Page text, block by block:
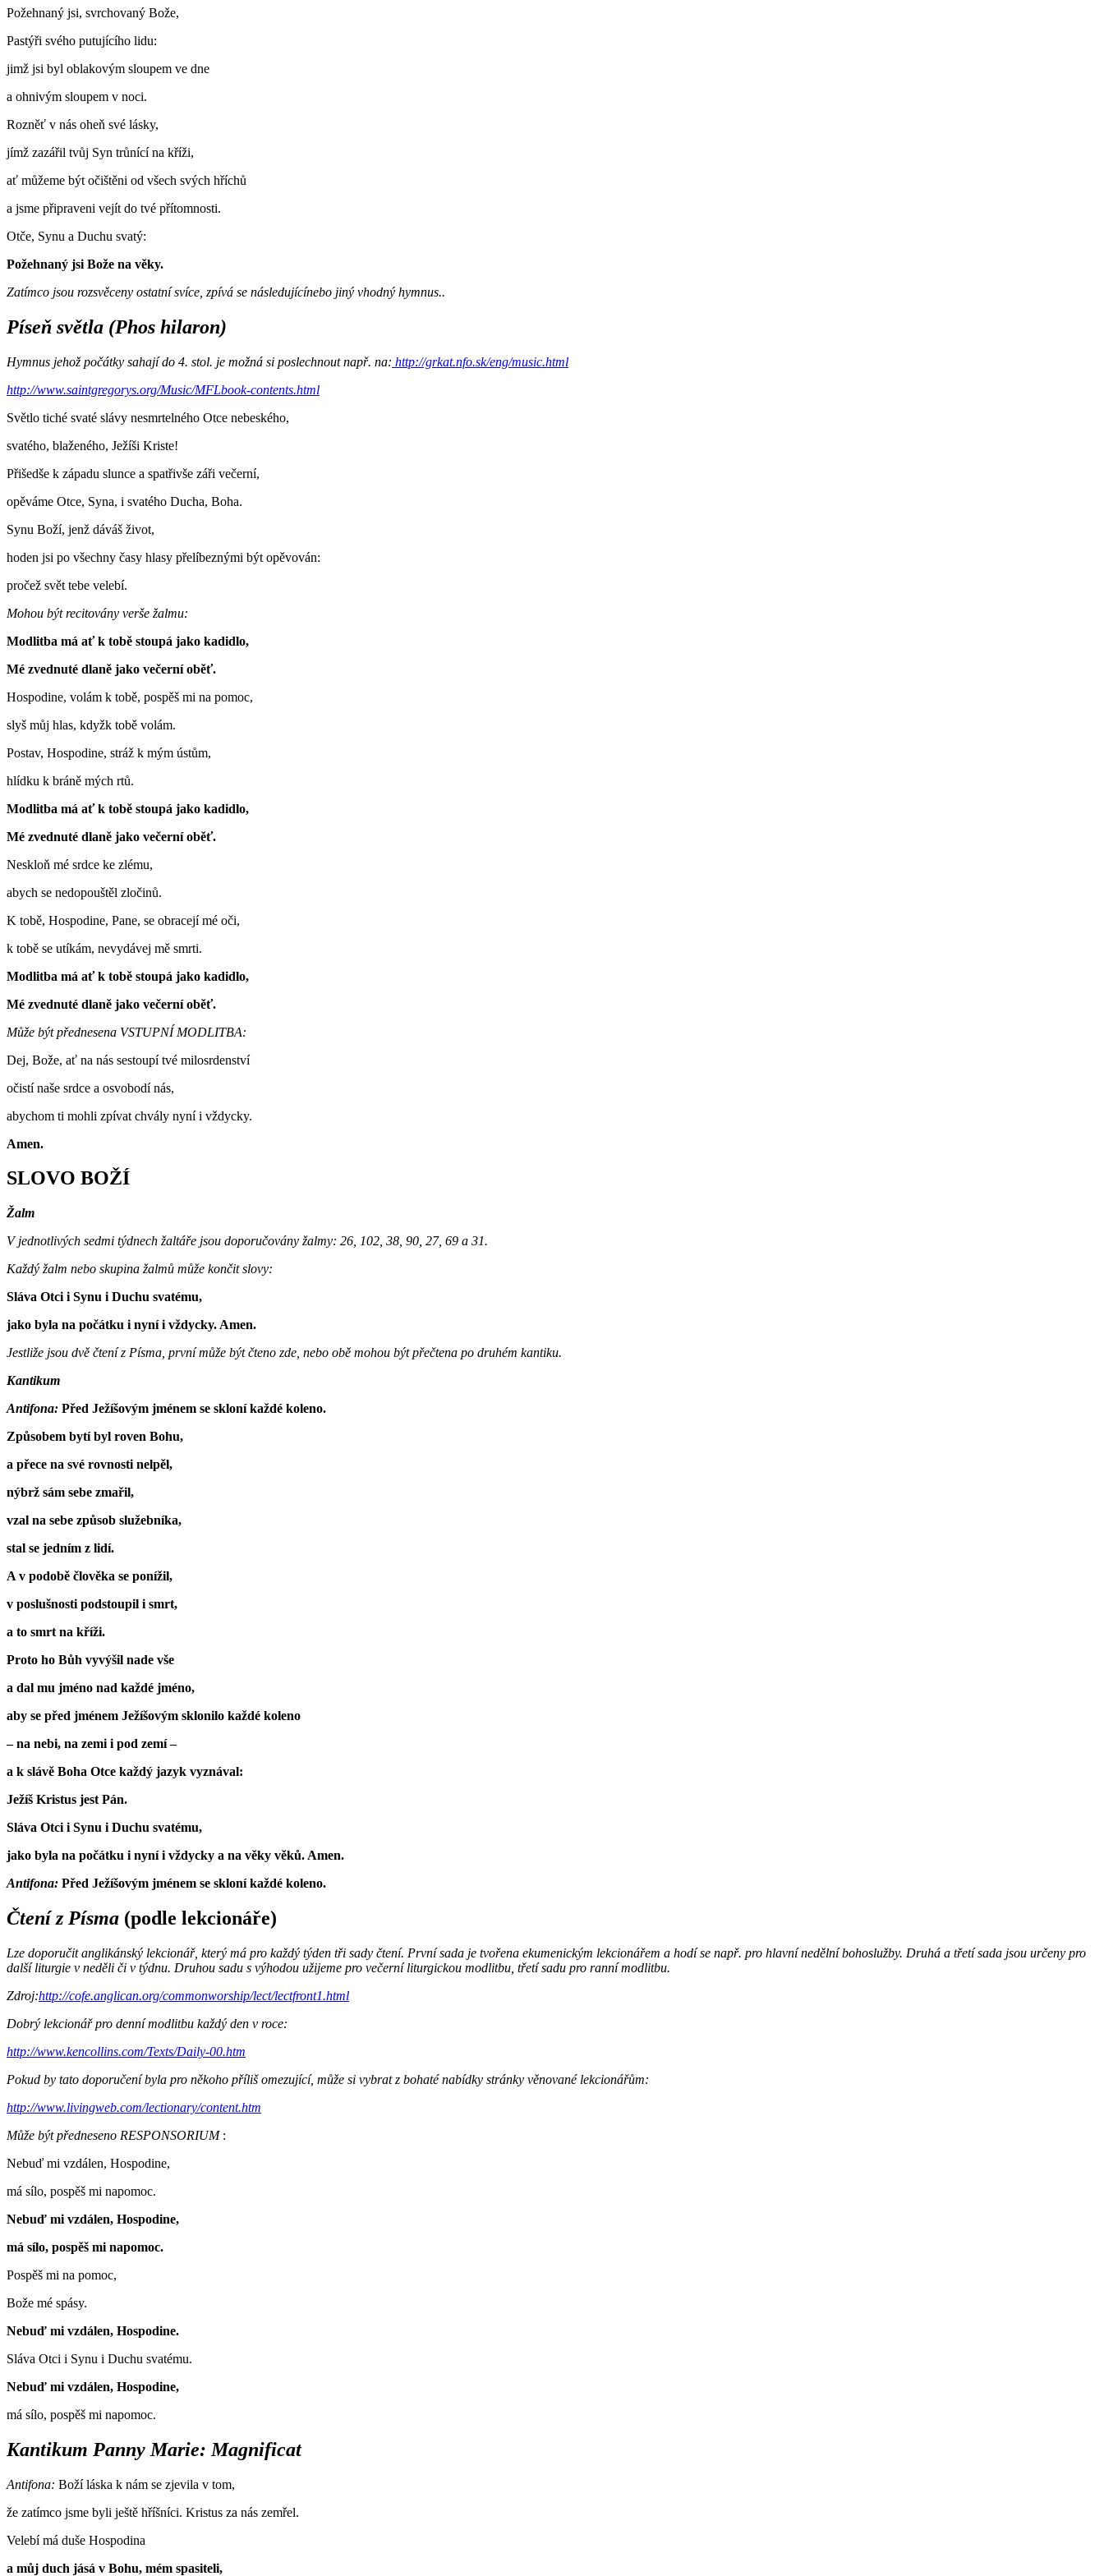
Požehnaný jsi, svrchovaný Bože,
Pastýři svého putujícího lidu:
jimž jsi byl oblakovým sloupem ve dne
a ohnivým sloupem v noci.
Rozněť v nás oheň své lásky,
jímž zazářil tvůj Syn trůnící na kříži,
ať můžeme být očištěni od všech svých hříchů
a jsme připraveni vejít do tvé přítomnosti.
Otče, Synu a Duchu svatý:
Požehnaný jsi Bože na věky.
Zatímco jsou rozsvěceny ostatní svíce, zpívá se následujícínebo jiný vhodný hymnus..
Píseň světla (Phos hilaron)
Hymnus jehož počátky sahají do 4. stol. je možná si poslechnout např. na: http://grkat.nfo.sk/eng/music.html
http://www.saintgregorys.org/Music/MFLbook-contents.html
Světlo tiché svaté slávy nesmrtelného Otce nebeského,
svatého, blaženého, Ježíši Kriste!
Přišedše k západu slunce a spatřivše záři večerní,
opěváme Otce, Syna, i svatého Ducha, Boha.
Synu Boží, jenž dáváš život,
hoden jsi po všechny časy hlasy přelíbeznými být opěvován:
pročež svět tebe velebí.
Mohou být recitovány verše žalmu:
Modlitba má ať k tobě stoupá jako kadidlo,
Mé zvednuté dlaně jako večerní oběť.
Hospodine, volám k tobě, pospěš mi na pomoc,
slyš můj hlas, kdyžk tobě volám.
Postav, Hospodine, stráž k mým ústům,
hlídku k bráně mých rtů.
Modlitba má ať k tobě stoupá jako kadidlo,
Mé zvednuté dlaně jako večerní oběť.
Neskloň mé srdce ke zlému,
abych se nedopouštěl zločinů.
K tobě, Hospodine, Pane, se obracejí mé oči,
k tobě se utíkám, nevydávej mě smrti.
Modlitba má ať k tobě stoupá jako kadidlo,
Mé zvednuté dlaně jako večerní oběť.
Může být přednesena VSTUPNÍ MODLITBA:
Dej, Bože, ať na nás sestoupí tvé milosrdenství
očistí naše srdce a osvobodí nás,
abychom ti mohli zpívat chvály nyní i vždycky.
Amen.
SLOVO BOŽÍ
Žalm
V jednotlivých sedmi týdnech žaltáře jsou doporučovány žalmy: 26, 102, 38, 90, 27, 69 a 31.
Každý žalm nebo skupina žalmů může končit slovy:
Sláva Otci i Synu i Duchu svatému,
jako byla na počátku i nyní i vždycky. Amen.
Jestliže jsou dvě čtení z Písma, první může být čteno zde, nebo obě mohou být přečtena po druhém kantiku.
Kantikum
Antifona: Před Ježíšovým jménem se skloní každé koleno.
Způsobem bytí byl roven Bohu,
a přece na své rovnosti nelpěl,
nýbrž sám sebe zmařil,
vzal na sebe způsob služebníka,
stal se jedním z lidí.
A v podobě člověka se ponížil,
v poslušnosti podstoupil i smrt,
a to smrt na kříži.
Proto ho Bůh vyvýšil nade vše
a dal mu jméno nad každé jméno,
aby se před jménem Ježíšovým sklonilo každé koleno
– na nebi, na zemi i pod zemí –
a k slávě Boha Otce každý jazyk vyznával:
Ježíš Kristus jest Pán.
Sláva Otci i Synu i Duchu svatému,
jako byla na počátku i nyní i vždycky a na věky věků. Amen.
Antifona: Před Ježíšovým jménem se skloní každé koleno.
Čtení z Písma (podle lekcionáře)
Lze doporučit anglikánský lekcionář, který má pro každý týden tři sady čtení. První sada je tvořena ekumenickým lekcionářem a hodí se např. pro hlavní nedělní bohoslužby. Druhá a třetí sada jsou určeny pro
další liturgie v neděli či v týdnu. Druhou sadu s výhodou užijeme pro večerní liturgickou modlitbu, třetí sadu pro ranní modlitbu.
Zdroj:http://cofe.anglican.org/commonworship/lect/lectfront1.html
Dobrý lekcionář pro denní modlitbu každý den v roce:
http://www.kencollins.com/Texts/Daily-00.htm
Pokud by tato doporučení byla pro někoho příliš omezující, může si vybrat z bohaté nabídky stránky věnované lekcionářům:
http://www.livingweb.com/lectionary/content.htm
Může být předneseno RESPONSORIUM:
Nebuď mi vzdálen, Hospodine,
má sílo, pospěš mi napomoc.
Nebuď mi vzdálen, Hospodine,
má sílo, pospěš mi napomoc.
Pospěš mi na pomoc,
Bože mé spásy.
Nebuď mi vzdálen, Hospodine.
Sláva Otci i Synu i Duchu svatému.
Nebuď mi vzdálen, Hospodine,
má sílo, pospěš mi napomoc.
Kantikum Panny Marie: Magnificat
Antifona: Boží láska k nám se zjevila v tom,
že zatímco jsme byli ještě hříšníci. Kristus za nás zemřel.
Velebí má duše Hospodina
a můj duch jásá v Bohu, mém spasiteli,